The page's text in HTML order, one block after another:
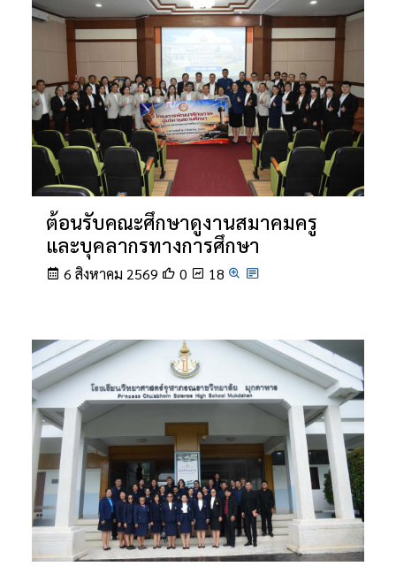
ต้อนรับคณะศึกษาดูงานสมาคมครู
และบุคลากรทางการศึกษา
6 สิงหาคม 2569 0 18